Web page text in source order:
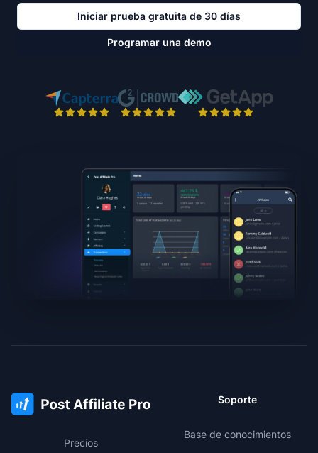
Iniciar prueba gratuita de 30 días
Programar una demo
Precios
Soporte
Base de conocimientos